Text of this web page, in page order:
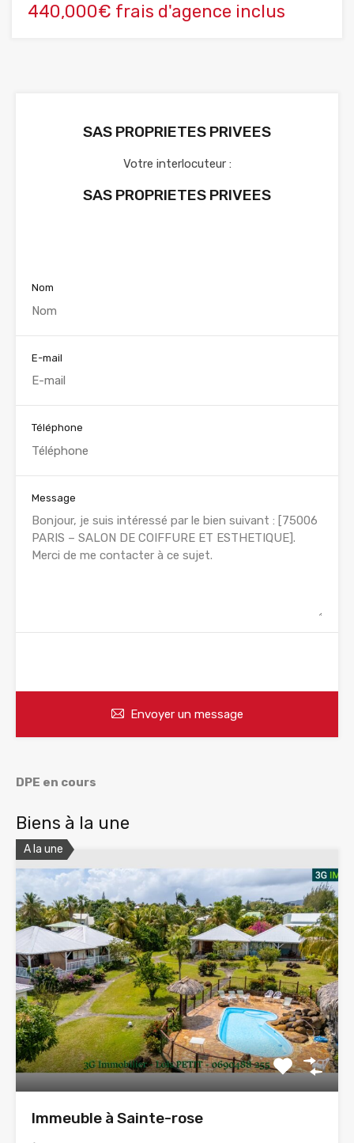
440,000€ frais d'agence inclus
SAS PROPRIETES PRIVEES
Votre interlocuteur :
SAS PROPRIETES PRIVEES
Nom
E-mail
Téléphone
Message
Envoyer un message
DPE en cours
Biens à la une
A la une
Immeuble à Sainte-rose